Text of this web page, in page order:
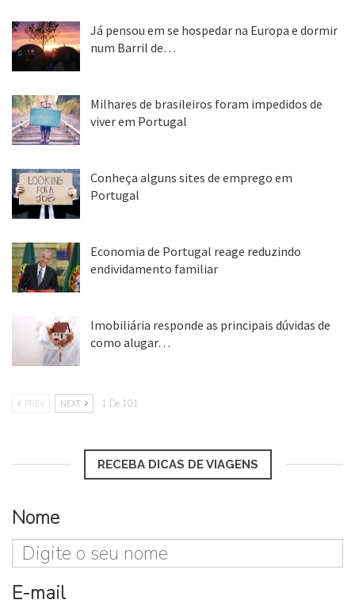
Já pensou em se hospedar na Europa e dormir
num Barril de…
Milhares de brasileiros foram impedidos de
viver em Portugal
Conheça alguns sites de emprego em
Portugal
Economia de Portugal reage reduzindo
endividamento familiar
Imobiliária responde as principais dúvidas de
como alugar…
PREV NEXT 1 De 101
RECEBA DICAS DE VIAGENS
Nome
E-mail